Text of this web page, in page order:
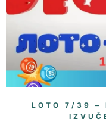
LOTO 7/39 –